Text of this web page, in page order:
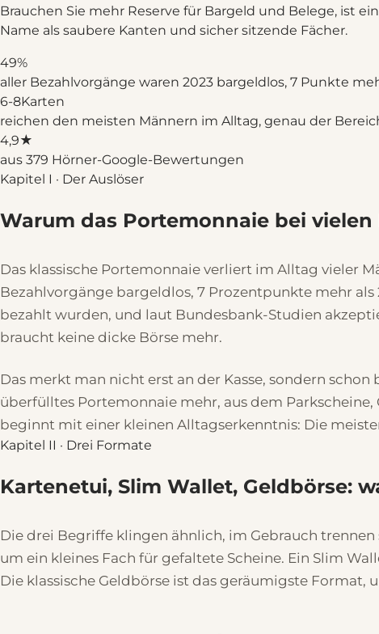
Brauchen Sie mehr Reserve für Bargeld und Belege, ist
Name als saubere Kanten und sicher sitzende Fächer.
49%
aller Bezahlvorgänge waren 2023 bargeldlos, 7 Punkte
6-8Karten
reichen den meisten Männern im Alltag, genau der
4,9★
aus 379 Hörner-Google-Bewertungen
Kapitel I · Der Auslöser
Warum das Portemonnaie bei
Das klassische Portemonnaie verliert im Alltag vieler
Bezahlvorgänge bargeldlos, 7 Prozentpunkte mehr als
bezahlt wurden, und laut Bundesbank-Studien
braucht keine dicke Börse mehr.
Das merkt man nicht erst an der Kasse, sondern
überfülltes Portemonnaie mehr, aus dem
beginnt mit einer kleinen Alltagserkenntnis: Die
Kapitel II · Drei Formate
Kartenetui, Slim Wallet, Geldbörse:
Die drei Begriffe klingen ähnlich, im Gebrauch
um ein kleines Fach für gefaltete Scheine. Ein Slim
Die klassische Geldbörse ist das geräumigste Format,